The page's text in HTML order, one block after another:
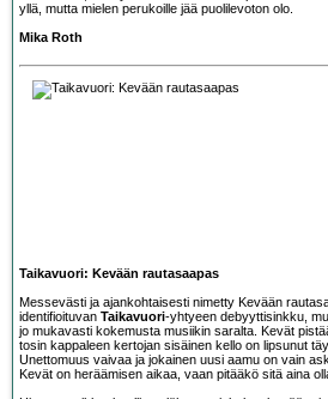
yllä, mutta mielen perukoille jää puolilevoton olo.
Mika Roth
Taikavuori: Kevään rautasaapas
Messevästi ja ajankohtaisesti nimetty Kevään
identifioituvan Taikavuori-yhtyeen debyyttisinkku,
jo mukavasti kokemusta musiikin saralta. Kevät
tosin kappaleen kertojan sisäinen kello on lipsunut
Unettomuus vaivaa ja jokainen uusi aamu on vain
Kevät on heräämisen aikaa, vaan pitääkö sitä aina